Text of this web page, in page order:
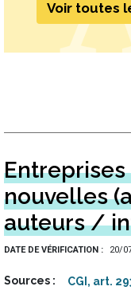
Voir toutes
nouvelles
auteurs /
DATE DE VÉRIFICATION 20/
Sources CGI, art.